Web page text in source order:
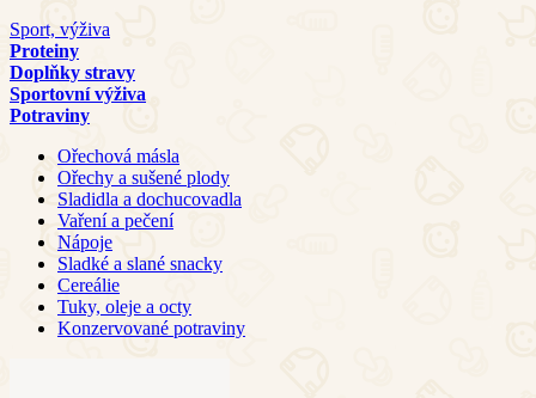
Sport, výživa
Proteiny
Doplňky stravy
Sportovní výživa
Potraviny
Ořechová másla
Ořechy a sušené plody
Sladidla a dochucovadla
Vaření a pečení
Nápoje
Sladké a slané snacky
Cereálie
Tuky, oleje a octy
Konzervované potraviny